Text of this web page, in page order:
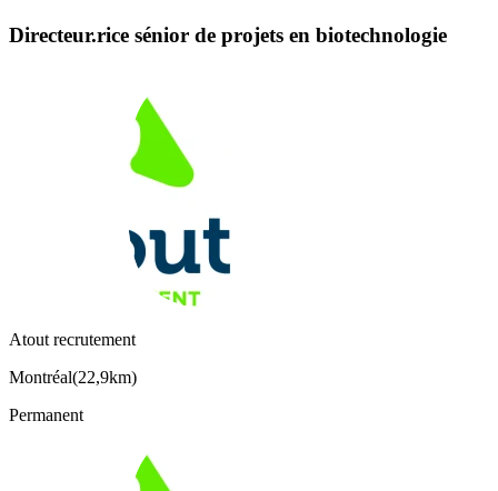
Directeur.rice sénior de projets en biotechnologie
Atout recrutement
Montréal(22,9km)
Permanent